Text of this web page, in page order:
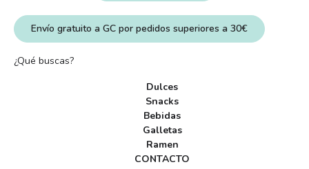
¿Qué buscas?
Dulces
Snacks
Bebidas
Galletas
Ramen
CONTACTO
Envío gratuito a GC por pedidos superiores a 30€